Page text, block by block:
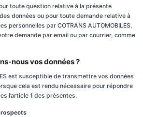
toute question relative à la présente
données ou pour toute demande relative à
personnelles par COTRANS AUTOMOBILES,
demande par email ou par courrier, comme
nous vos données ?
est susceptible de transmettre vos données
cela est rendu nécessaire pour répondre
l’article 1 des présentes.